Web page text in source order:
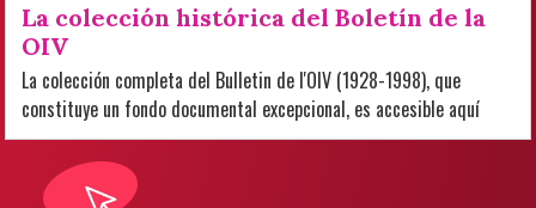
La colección histórica del Boletín de la
OIV
La colección completa del Bulletin de l'OIV (1928-1998), que
constituye un fondo documental excepcional, es accesible aquí